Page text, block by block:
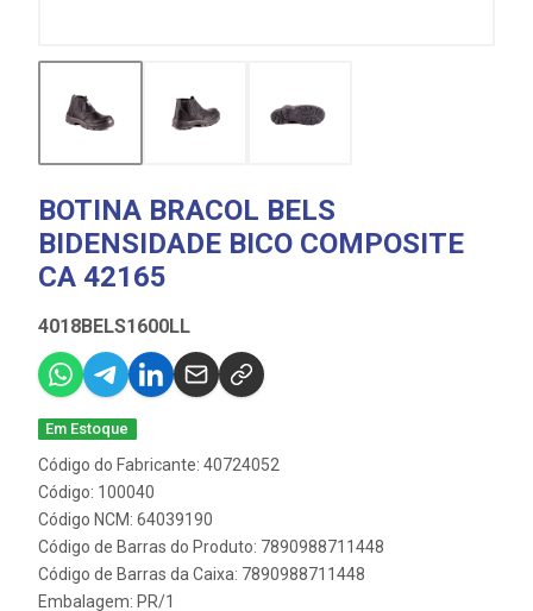
BOTINA BRACOL BELS
BIDENSIDADE BICO COMPOSITE
CA 42165
4018BELS1600LL
Em Estoque
Código do Fabricante: 40724052
Código: 100040
Código NCM: 64039190
Código de Barras do Produto: 7890988711448
Código de Barras da Caixa: 7890988711448
Embalagem: PR/1